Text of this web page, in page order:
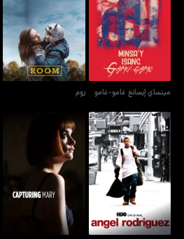
مينساي إيسانغ غامو-غامو
مينساي إيسانغ غامو-غامو
روم
روم
إنجل رودريغز كابتشرينغ ماري